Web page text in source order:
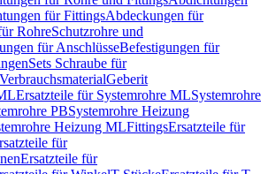
für FittingsAbdeckungen für
RohreSchutzrohre und
für AnschlüsseBefestigungen für
Sets Schraube für
VerbrauchsmaterialGeberit
Ersatzteile für Systemrohre MLSystemrohre
PBSystemrohre Heizung
Heizung MLFittingsErsatzteile für
für
Ersatzteile für